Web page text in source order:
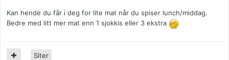
Kan hende du får i deg for lite mat når du spiser lunch/middag.
Bedre med litt mer mat enn 1 sjokkis eller 3 ekstra
Siter